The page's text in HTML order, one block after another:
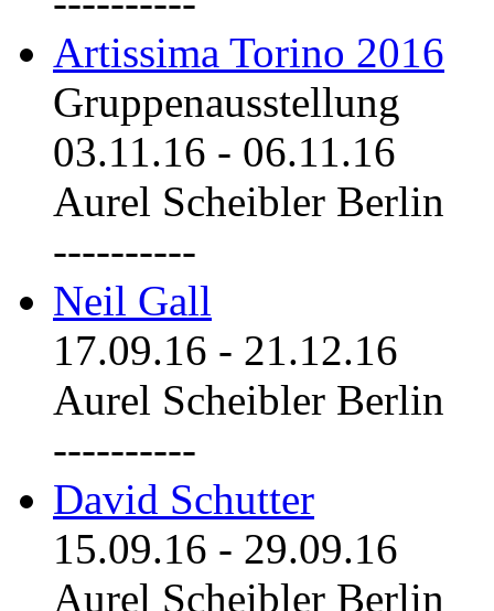
Artissima Torino 2016
Gruppenausstellung
03.11.16 - 06.11.16
Aurel Scheibler Berlin
----------
Neil Gall
17.09.16 - 21.12.16
Aurel Scheibler Berlin
----------
David Schutter
15.09.16 - 29.09.16
Aurel Scheibler Berlin